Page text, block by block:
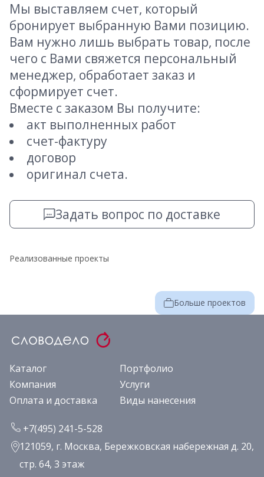
Мы выставляем счет, который
бронирует выбранную Вами позицию.
Вам нужно лишь выбрать товар, после
чего с Вами свяжется персональный
менеджер, обработает заказ и
сформирует счет.
Вместе с заказом Вы получите:
акт выполненных работ
счет-фактуру
договор
оригинал счета.
Задать вопрос по доставке
Реализованные проекты
Больше проектов
Каталог
Портфолио
Компания
Услуги
Оплата и доставка
Виды нанесения
+7(495) 241-5-528
121059, г. Москва, Бережковская набережная д. 20,
стр. 64, 3 этаж